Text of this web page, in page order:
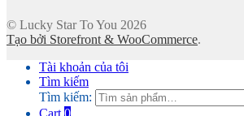
© Lucky Star To You 2026
Tạo bởi Storefront & WooCommerce.
Tài khoản của tôi
Tìm kiếm
Tìm kiếm: